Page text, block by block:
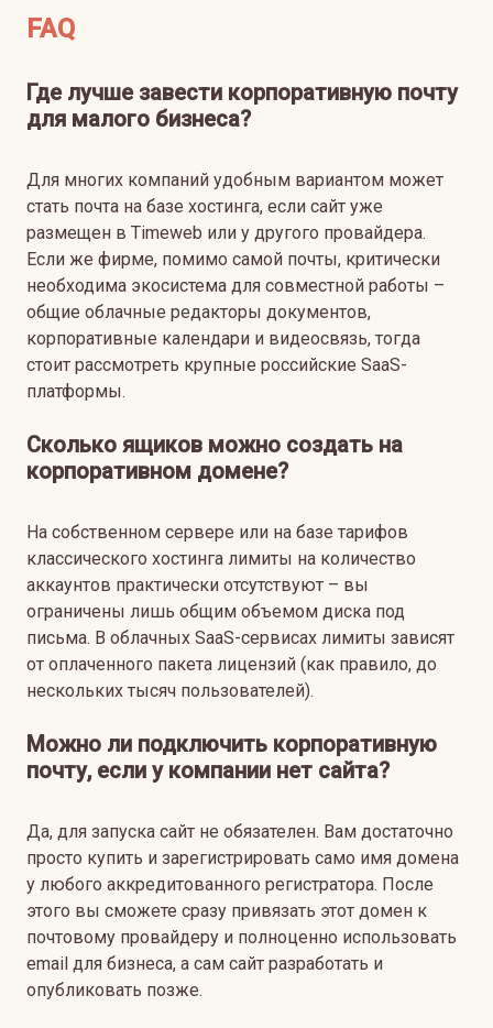
FAQ
Где лучше завести корпоративную почту
для малого бизнеса?
Для многих компаний удобным вариантом может
стать почта на базе хостинга, если сайт уже
размещен в Timeweb или у другого провайдера.
Если же фирме, помимо самой почты, критически
необходима экосистема для совместной работы –
общие облачные редакторы документов,
корпоративные календари и видеосвязь, тогда
стоит рассмотреть крупные российские SaaS-
платформы.
Сколько ящиков можно создать на
корпоративном домене?
На собственном сервере или на базе тарифов
классического хостинга лимиты на количество
аккаунтов практически отсутствуют – вы
ограничены лишь общим объемом диска под
письма. В облачных SaaS-сервисах лимиты зависят
от оплаченного пакета лицензий (как правило, до
нескольких тысяч пользователей).
Можно ли подключить корпоративную
почту, если у компании нет сайта?
Да, для запуска сайт не обязателен. Вам достаточно
просто купить и зарегистрировать само имя домена
у любого аккредитованного регистратора. После
этого вы сможете сразу привязать этот домен к
почтовому провайдеру и полноценно использовать
email для бизнеса, а сам сайт разработать и
опубликовать позже.